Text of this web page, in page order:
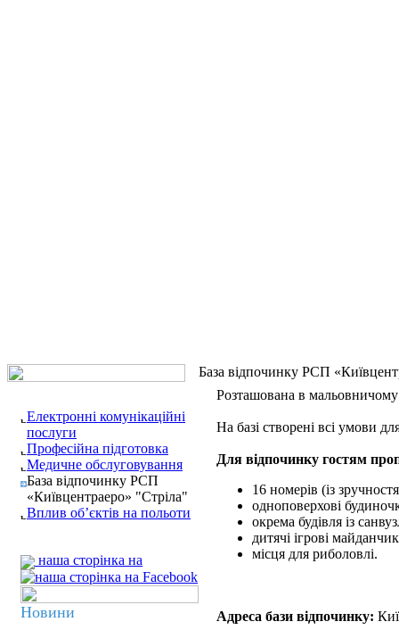
Електронні комунікаційні
послуги
Професійна підготовка
Медичне обслуговування
База відпочинку РСП
«Київцентраеро» "Стріла"
Вплив об’єктів на польоти
наша сторінка на
Новини
База відпочинку РСП
Розташована в мальовничому
На базі створені всі умови
Для відпочинку гостям
16 номерів (із
одноповерхові
окрема будівля із
дитячі ігрові
місця для риболовлі.
Адреса бази відпочинку: